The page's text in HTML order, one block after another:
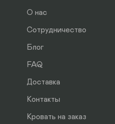
О нас
Сотрудничество
Блог
FAQ
Доставка
Контакты
Кровать на заказ